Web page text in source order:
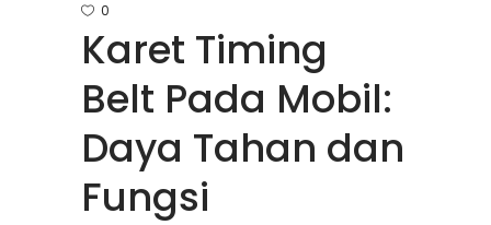
0
Karet Timing
Belt Pada Mobil:
Daya Tahan dan
Fungsi